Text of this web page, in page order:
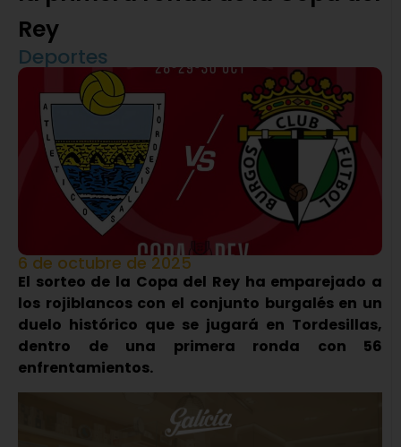
Rey
Deportes
6 de octubre de 2025
El sorteo de la Copa del Rey ha emparejado a
los rojiblancos con el conjunto burgalés en un
duelo histórico que se jugará en Tordesillas,
dentro de una primera ronda con 56
enfrentamientos.